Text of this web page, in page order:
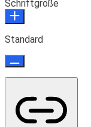
Schriftgröße
Standard